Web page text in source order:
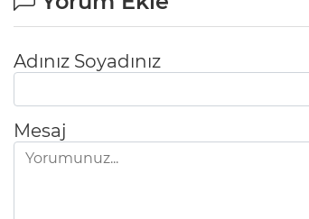
Adınız Soyadınız
Mesaj